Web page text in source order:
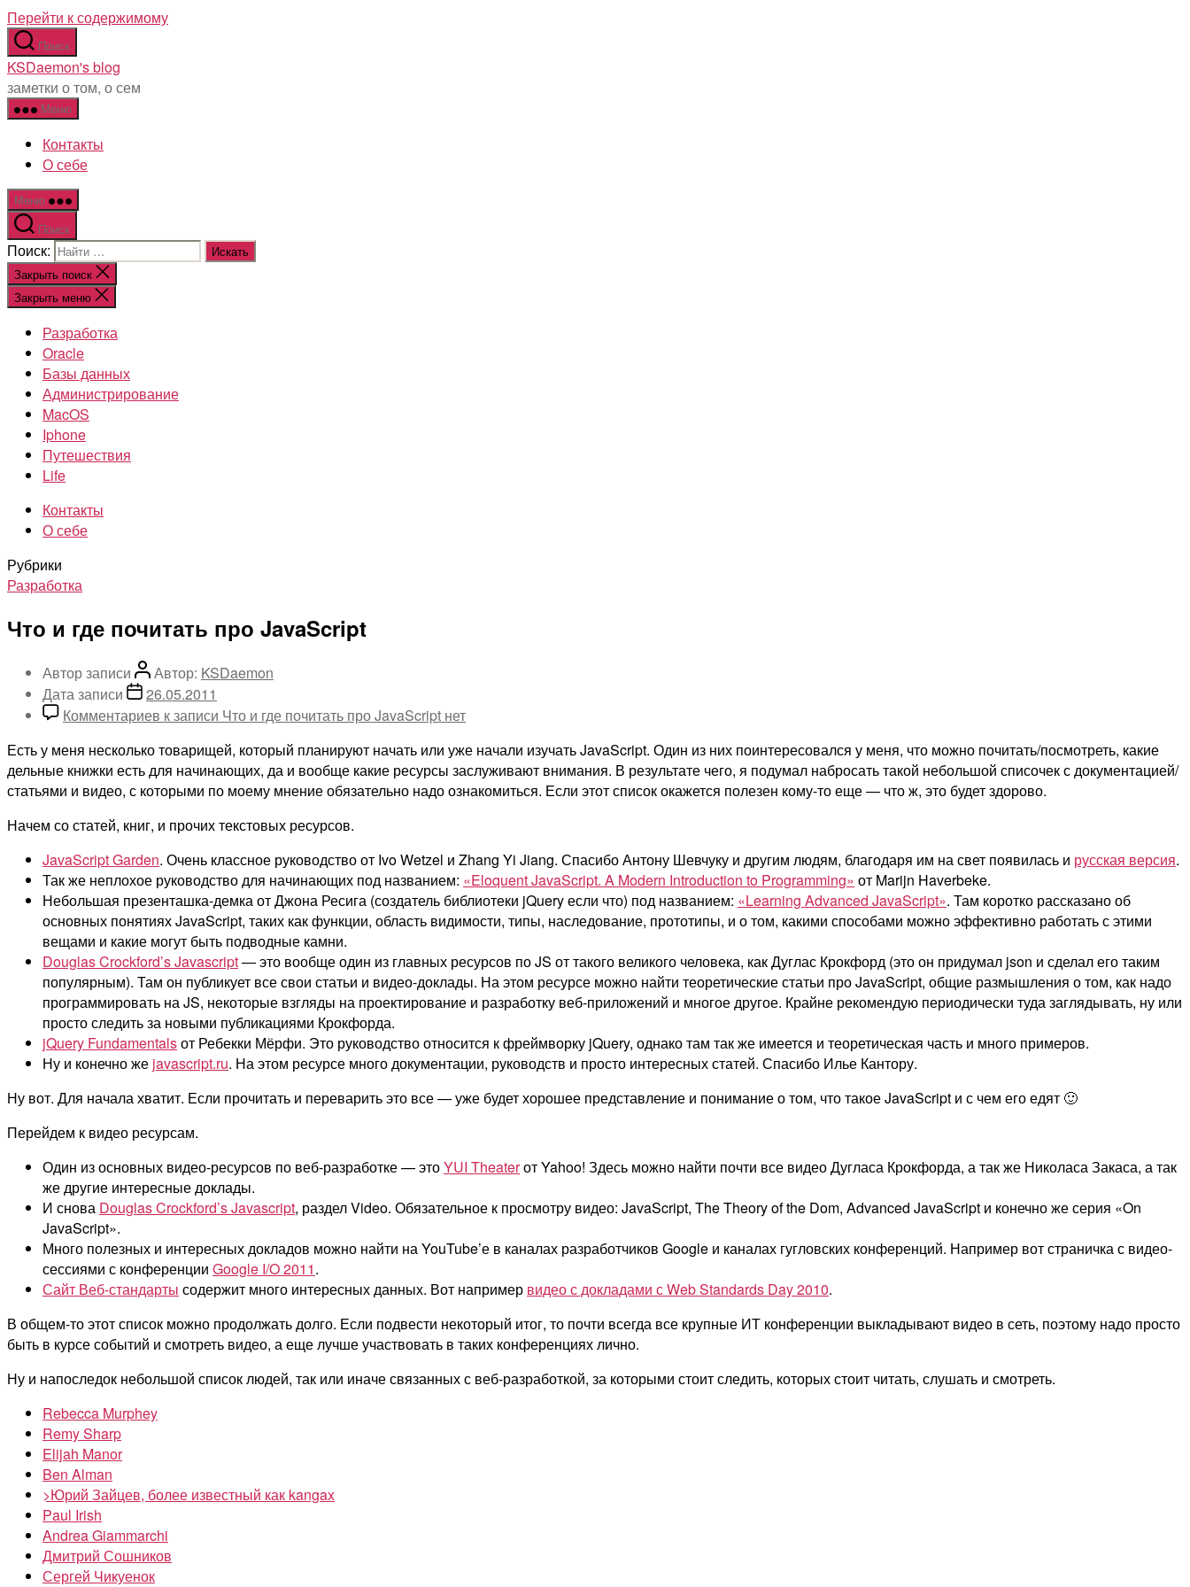
Перейти к содержимому
Поиск
KSDaemon's blog
заметки о том, о сем
Меню
Контакты
О себе
Меню
Поиск
Поиск:
Закрыть поиск
Закрыть меню
Разработка
Oracle
Базы данных
Администрирование
MacOS
Iphone
Путешествия
Life
Контакты
О себе
Рубрики
Разработка
Что и где почитать про JavaScript
Автор записи Автор: KSDaemon
Дата записи
26.05.2011
Комментариев к записи Что и где почитать про JavaScript нет
Есть у меня несколько товарищей, который планируют начать или уже начали изучать JavaScript. Один из них поинтересовался у меня, что можно почитать/посмотреть, какие
дельные книжки есть для начинающих, да и вообще какие ресурсы заслуживают внимания. В результате чего, я подумал набросать такой небольшой списочек с документацией/
статьями и видео, с которыми по моему мнение обязательно надо ознакомиться. Если этот список окажется полезен кому-то еще — что ж, это будет здорово.
Начем со статей, книг, и прочих текстовых ресурсов.
JavaScript Garden. Очень классное руководство от Ivo Wetzel и Zhang Yi Jiang. Спасибо Антону Шевчуку и другим людям, благодаря им на свет появилась и русская версия.
Так же неплохое руководство для начинающих под названием: «Eloquent JavaScript. A Modern Introduction to Programming» от Marijn Haverbeke.
Небольшая презенташка-демка от Джона Ресига (создатель библиотеки jQuery если что) под названием: «Learning Advanced JavaScript». Там коротко рассказано об
основных понятиях JavaScript, таких как функции, область видимости, типы, наследование, прототипы, и о том, какими способами можно эффективно работать с этими
вещами и какие могут быть подводные камни.
Douglas Crockford’s Javascript— это вообще один из главных ресурсов по JS от такого великого человека, как Дуглас Крокфорд (это он придумал json и сделал его таким
популярным). Там он публикует все свои статьи и видео-доклады. На этом ресурсе можно найти теоретические статьи про JavaScript, общие размышления о том, как надо
программировать на JS, некоторые взгляды на проектирование и разработку веб-приложений и многое другое. Крайне рекомендую периодически туда заглядывать, ну или
просто следить за новыми публикациями Крокфорда.
jQuery Fundamentalsот Ребекки Мёрфи. Это руководство относится к фреймворку jQuery, однако там так же имеется и теоретическая часть и много примеров.
Ну и конечно же javascript.ru. На этом ресурсе много документации, руководств и просто интересных статей. Спасибо Илье Кантору.
Ну вот. Для начала хватит. Если прочитать и переварить это все — уже будет хорошее представление и понимание о том, что такое JavaScript и с чем его едят 🙂
Перейдем к видео ресурсам.
Один из основных видео-ресурсов по веб-разработке — этоYUI Theaterот Yahoo! Здесь можно найти почти все видео Дугласа Крокфорда, а так же Николаса Закаса, а так
же другие интересные доклады.
И снова Douglas Crockford’s Javascript, раздел Video. Обязательное к просмотру видео: JavaScript, The Theory of the Dom, Advanced JavaScript и конечно же серия «On
JavaScript».
Много полезных и интересных докладов можно найти на YouTube’е в каналах разработчиков Google и каналах гугловских конференций. Например вот страничка с видео-
сессиями с конференции Google I/O 2011.
Сайт Веб-стандарты содержит много интересных данных. Вот например видео с докладами с Web Standards Day 2010.
В общем-то этот список можно продолжать долго. Если подвести некоторый итог, то почти всегда все крупные ИТ конференции выкладывают видео в сеть, поэтому надо просто
быть в курсе событий и смотреть видео, а еще лучше участвовать в таких конференциях лично.
Ну и напоследок небольшой список людей, так или иначе связанных с веб-разработкой, за которыми стоит следить, которых стоит читать, слушать и смотреть.
Rebecca Murphey
Remy Sharp
Elijah Manor
Ben Alman
>Юрий Зайцев, более известный как kangax
Paul Irish
Andrea Giammarchi
Дмитрий Сошников
Сергей Чикуенок